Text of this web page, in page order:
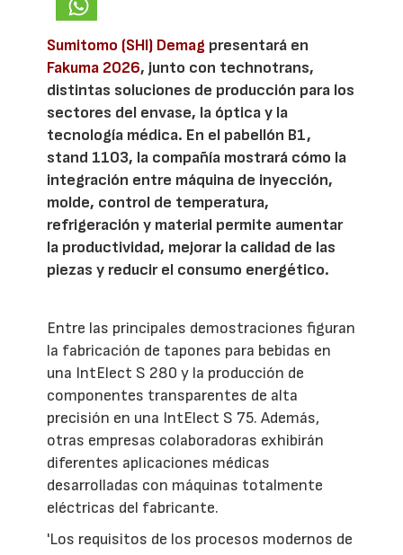
Sumitomo (SHI) Demag presentará en
Fakuma 2026, junto con technotrans,
distintas soluciones de producción para los
sectores del envase, la óptica y la
tecnología médica. En el pabellón B1,
stand 1103, la compañía mostrará cómo la
integración entre máquina de inyección,
molde, control de temperatura,
refrigeración y material permite aumentar
la productividad, mejorar la calidad de las
piezas y reducir el consumo energético.
Entre las principales demostraciones figuran
la fabricación de tapones para bebidas en
una IntElect S 280 y la producción de
componentes transparentes de alta
precisión en una IntElect S 75. Además,
otras empresas colaboradoras exhibirán
diferentes aplicaciones médicas
desarrolladas con máquinas totalmente
eléctricas del fabricante.
'Los requisitos de los procesos modernos de